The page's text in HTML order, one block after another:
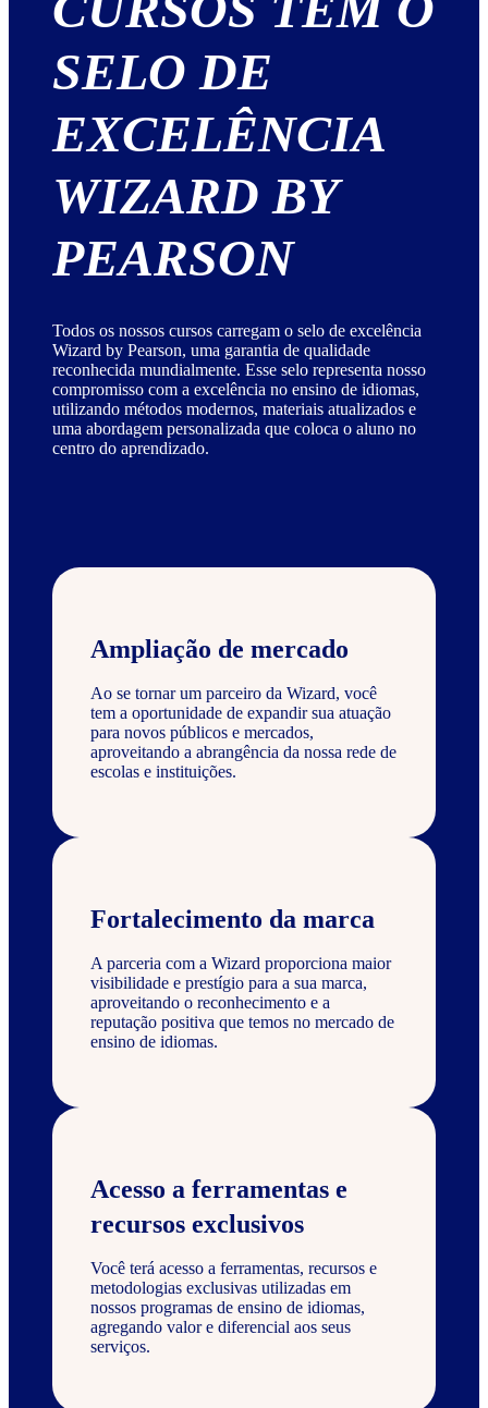
SELO DE
EXCELÊNCIA
WIZARD BY
PEARSON
Todos os nossos cursos carregam o selo de excelência
Wizard by Pearson, uma garantia de qualidade
reconhecida mundialmente. Esse selo representa nosso
compromisso com a excelência no ensino de idiomas,
utilizando métodos modernos, materiais atualizados e
uma abordagem personalizada que coloca o aluno no
centro do aprendizado.
Ampliação de mercado
Ao se tornar um parceiro da Wizard, você
tem a oportunidade de expandir sua atuação
para novos públicos e mercados,
aproveitando a abrangência da nossa rede de
escolas e instituições.
Fortalecimento da marca
A parceria com a Wizard proporciona maior
visibilidade e prestígio para a sua marca,
aproveitando o reconhecimento e a
reputação positiva que temos no mercado de
ensino de idiomas.
Acesso a ferramentas e
recursos exclusivos
Você terá acesso a ferramentas, recursos e
metodologias exclusivas utilizadas em
nossos programas de ensino de idiomas,
agregando valor e diferencial aos seus
serviços.